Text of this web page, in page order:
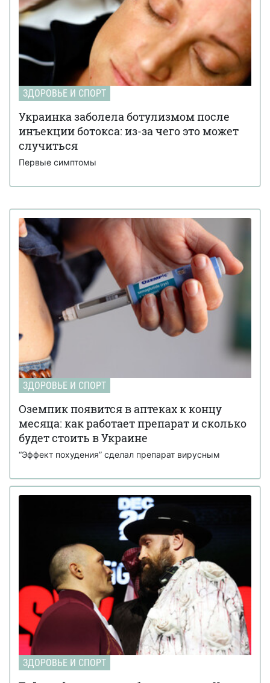
ЗДОРОВЬЕ И СПОРТ
Украинка заболела ботулизмом после
инъекции ботокса: из-за чего это может
случиться
Первые симптомы
ЗДОРОВЬЕ И СПОРТ
Оземпик появится в аптеках к концу
месяца: как работает препарат и сколько
будет стоить в Украине
“Эффект похудения” сделал препарат вирусным
ЗДОРОВЬЕ И СПОРТ